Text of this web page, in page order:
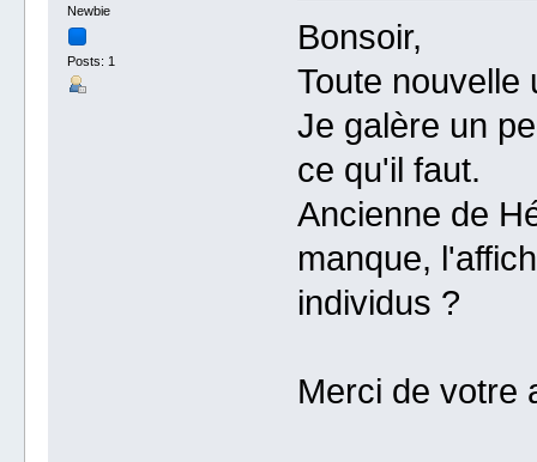
Newbie
Posts: 1
Bonsoir,
Toute nouvelle
Je galère un
ce qu'il faut.
Ancienne de
manque,
individus ?
Merci de votre